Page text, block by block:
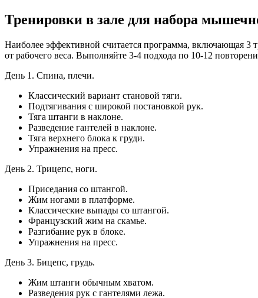
Тренировки в зале для набора
Наиболее эффективной считается программа, включающая 3
от рабочего веса. Выполняйте 3-4 подхода по 10-12
День 1. Спина, плечи.
Классический вариант становой тяги.
Подтягивания с широкой постановкой рук.
Тяга штанги в наклоне.
Разведение гантелей в наклоне.
Тяга верхнего блока к груди.
Упражнения на пресс.
День 2. Трицепс, ноги.
Приседания со штангой.
Жим ногами в платформе.
Классические выпады со штангой.
Французский жим на скамье.
Разгибание рук в блоке.
Упражнения на пресс.
День 3. Бицепс, грудь.
Жим штанги обычным хватом.
Разведения рук с гантелями лежа.